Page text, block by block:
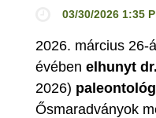
03/30/2026 1:35
2026. március 26-
évében elhunyt
2026)
Ősmaradványok